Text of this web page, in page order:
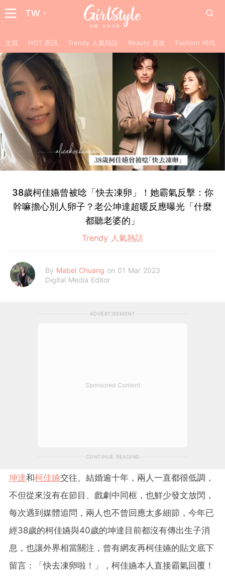
TW
主頁 HOT 新訊 Trendy 人氣熱話 Beauty 美妝 Fashion 時尚
38歲柯佳嬿曾被唸「快去凍卵」！她霸氣反擊：你
幹嘛擔心別人卵子？老公坤達超暖反應曝光「什麼
都聽老婆的」
Trendy 人氣熱話
By Mabel Chuang on 01 Mar 2023
Digital Media Editor
ADVERTISEMENT
Sponsored Content
CONTINUE READING
坤達和柯佳嬿交往、結婚逾十年，兩人一直都很低調，
不但從來沒有在節目、戲劇中同框，也鮮少發文放閃，
每次遇到媒體追問，兩人也不曾回應太多細節，今年已
經38歲的柯佳嬿與40歲的坤達目前都沒有傳出生子消
息，也讓外界相當關注，曾有網友再柯佳嬿的貼文底下
留言：「快去凍卵啦！」，柯佳嬿本人直接霸氣回覆！